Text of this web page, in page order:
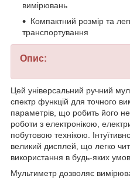
вимірювань
Компактний розмір та
транспортування
Опис:
Цей універсальний ручний
спектр функцій для точного
параметрів, що робить його
роботи з електронікою,
побутовою технікою.
великий дисплей, що легко
використання в будь-яких
Мультиметр дозволяє